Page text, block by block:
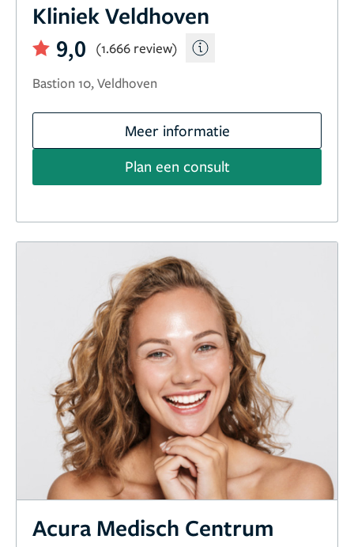
Kliniek Veldhoven
9,0
(1.666 review)
Bastion 10, Veldhoven
Meer informatie
Plan een consult
Acura Medisch Centrum